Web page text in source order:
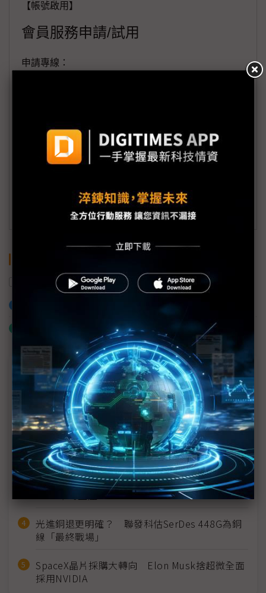
【帳號啟用】
會員服務申請/試用
申請專線：
會員信箱：
member@digitimes.com
訂閱DIGITIMES 行動版
半導體產業 晶圓廠 中國
什麼是「關鍵字追蹤」
近７天熱門報導
MLCC訂單過熱、出貨比創高 村田示警全球AI基
建熱潮將趨緩
2027全年記憶體產能提前售罄 買家「祕而不
宣」只怕買不夠
英特爾EMIB良率達標 聯發科第2代ASIC產品
2028準時量產
光進銅退更明確？ 聯發科估SerDes 448G為銅
線「最終戰場」
SpaceX晶片採購大轉向 Elon Musk捨超微全面
採用NVIDIA